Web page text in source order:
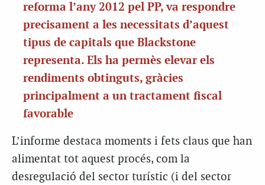
reforma l’any 2012 pel PP, va respondre
precisament a les necessitats d’aquest
tipus de capitals que Blackstone
representa. Els ha permès elevar els
rendiments obtinguts, gràcies
principalment a un tractament fiscal
favorable
L’informe destaca moments i fets claus que han
alimentat tot aquest procés, com la
desregulació del sector turístic (i del sector